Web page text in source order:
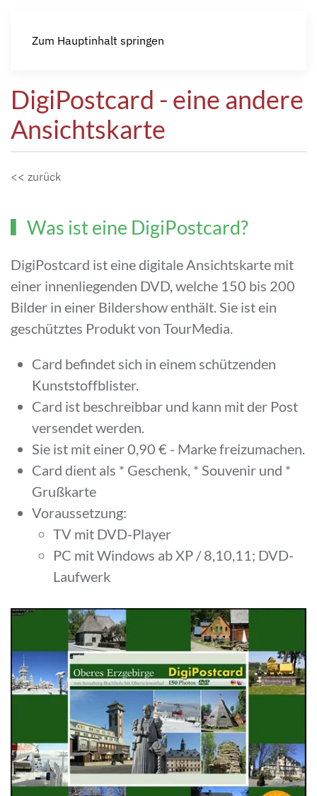
Zum Hauptinhalt springen
DigiPostcard - eine andere
Ansichtskarte
<< zurück
Was ist eine DigiPostcard?
DigiPostcard ist eine digitale Ansichtskarte mit
einer innenliegenden DVD, welche 150 bis 200
Bilder in einer Bildershow enthält. Sie ist ein
geschütztes Produkt von TourMedia.
Card befindet sich in einem schützenden
Kunststoffblister.
Card ist beschreibbar und kann mit der Post
versendet werden.
Sie ist mit einer 0,90 € - Marke freizumachen.
Card dient als * Geschenk, * Souvenir und *
Grußkarte
Voraussetzung:
TV mit DVD-Player
PC mit Windows ab XP / 8,10,11; DVD-
Laufwerk